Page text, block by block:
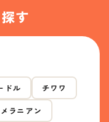
す
ドル チワワ
ラニアン